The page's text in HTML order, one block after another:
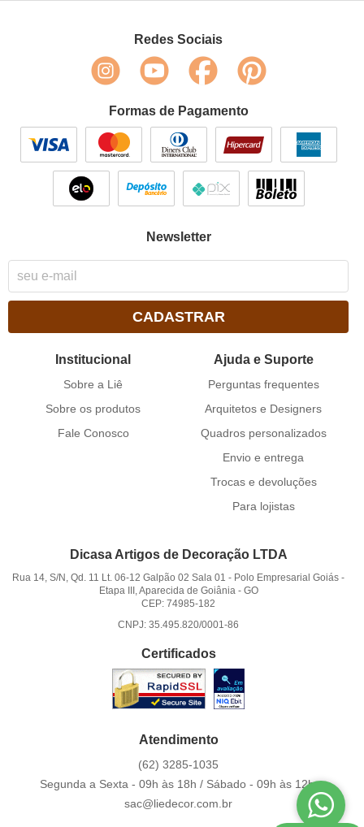
Redes Sociais
Formas de Pagamento
Newsletter
CADASTRAR
Institucional
Sobre a Liê
Sobre os produtos
Fale Conosco
Ajuda e Suporte
Perguntas frequentes
Arquitetos e Designers
Quadros personalizados
Envio e entrega
Trocas e devoluções
Para lojistas
Dicasa Artigos de Decoração LTDA
Rua 14, S/N, Qd. 11 Lt. 06-12 Galpão 02 Sala 01 - Polo Empresarial Goiás -
Etapa III, Aparecida de Goiânia - GO
CEP: 74985-182
CNPJ: 35.495.820/0001-86
Certificados
Atendimento
(62) 3285-1035
Segunda a Sexta - 09h às 18h / Sábado - 09h às 12h.
sac@liedecor.com.br